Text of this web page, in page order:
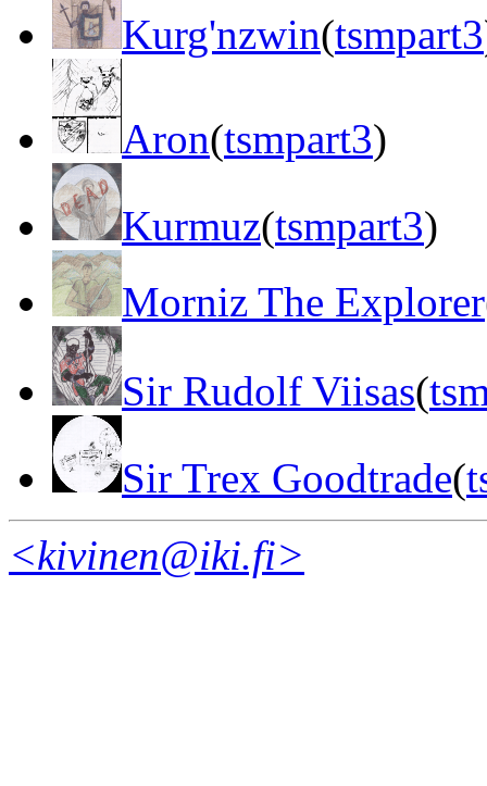
Kurg'nzwin(tsmpart3
Aron(tsmpart3)
Kurmuz(tsmpart3)
Morniz The Explorer
Sir Rudolf Viisas(
Sir Trex Goodtrade(
<kivinen@iki.fi>